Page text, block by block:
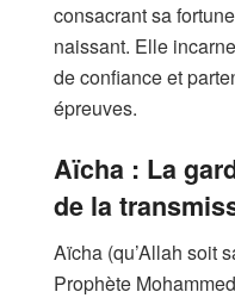
consacrant sa
naissant. Elle
de confiance et
épreuves.
Aïcha : La
de la
Aïcha (qu’Allah soit
Prophète Mohammed ﷺ et fille d’Abû Bakr, est